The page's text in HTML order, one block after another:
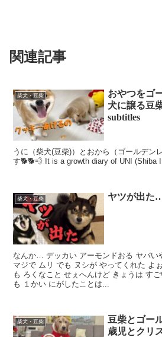
関連記事
柴犬・豆柴
おやつをゴ
犬に譲る豆
subtitles
うに（柴犬(豆柴)）とおから（ゴールデン
す🐕🐕💨 It is a growth diary of UNI (Shiba
柴犬・豆柴 ヤツが出た
なんか… デッカい アーモンドおる ヤバい
マジで ムリ でも ヌシが やってくれた よ
も ろくなこと せぇへんけど きょうは す
も １かい にがしたことは...
柴犬・豆柴
豆柴とゴー
歳児とクリ